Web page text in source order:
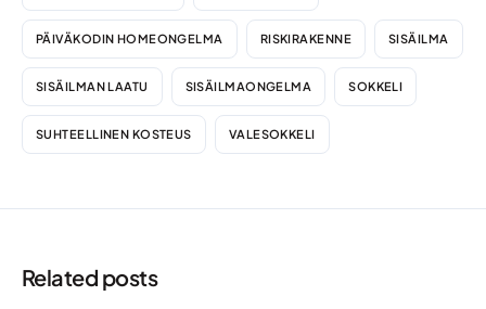
PÄIVÄKODIN HOMEONGELMA RISKIRAKENNE SISÄILMA
SISÄILMAN LAATU SISÄILMAONGELMA SOKKELI
SUHTEELLINEN KOSTEUS VALESOKKELI
Related posts